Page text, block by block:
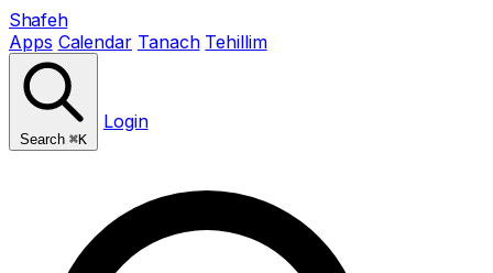
Shafeh
Apps Calendar Tanach Tehillim
Search ⌘K
Login